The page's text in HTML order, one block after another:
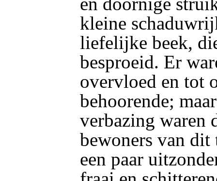
kleine
liefelijke beek,
besproeid. Er
overvloed en tot
behoorende;
verbazing waren
bewoners van
een paar